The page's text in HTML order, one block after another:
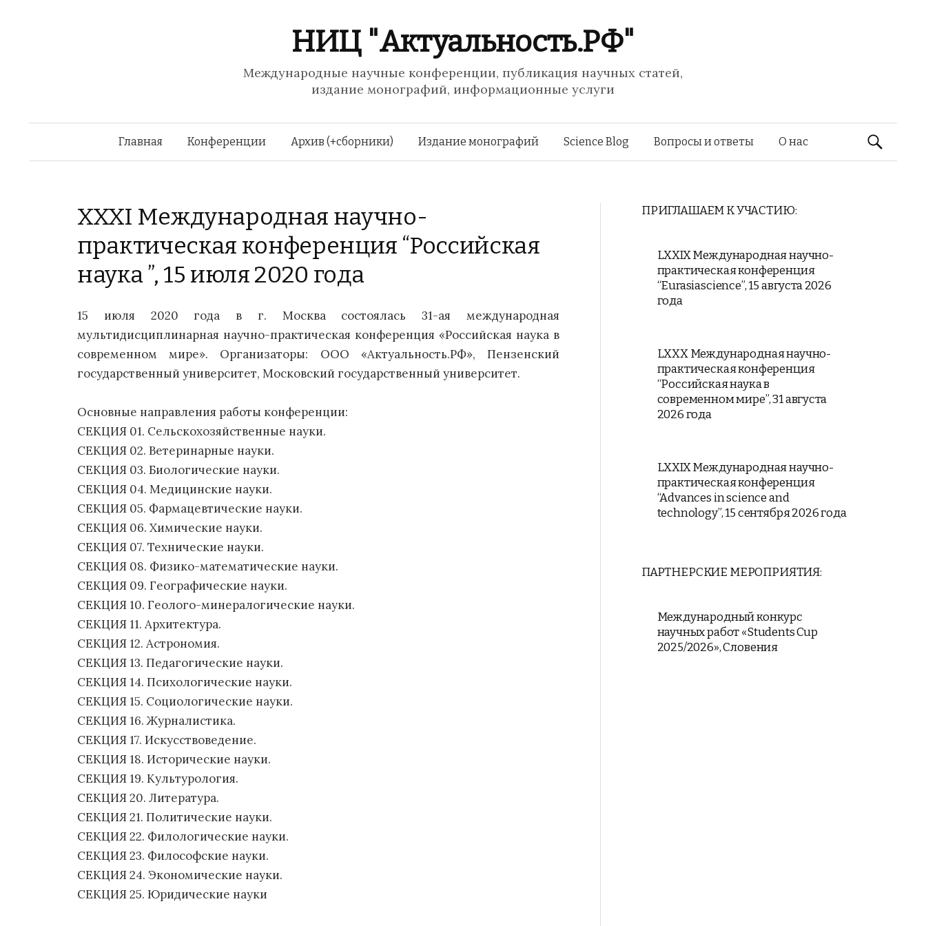
НИЦ "Актуальность.РФ"
Международные научные конференции, публикация научных статей,
издание монографий, информационные услуги
Перейти
Главная Конференции Архив (+сборники) Издание монографий Science Blog Вопросы и ответы О нас Найти:
XXXI Международная научно-
практическая конференция “Российская
наука ”, 15 июля 2020 года
15 июля 2020 года в г. Москва состоялась 31-ая международная
мультидисциплинарная научно-практическая конференция «Российская наука в
современном мире». Организаторы: ООО «Актуальность.РФ», Пензенский
государственный университет, Московский государственный университет.
Основные направления работы конференции:
СЕКЦИЯ 01. Сельскохозяйственные науки.
СЕКЦИЯ 02. Ветеринарные науки.
СЕКЦИЯ 03. Биологические науки.
СЕКЦИЯ 04. Медицинские науки.
СЕКЦИЯ 05. Фармацевтические науки.
СЕКЦИЯ 06. Химические науки.
СЕКЦИЯ 07. Технические науки.
СЕКЦИЯ 08. Физико-математические науки.
СЕКЦИЯ 09. Географические науки.
СЕКЦИЯ 10. Геолого-минералогические науки.
СЕКЦИЯ 11. Архитектура.
СЕКЦИЯ 12. Астрономия.
СЕКЦИЯ 13. Педагогические науки.
СЕКЦИЯ 14. Психологические науки.
СЕКЦИЯ 15. Социологические науки.
СЕКЦИЯ 16. Журналистика.
СЕКЦИЯ 17. Искусствоведение.
СЕКЦИЯ 18. Исторические науки.
СЕКЦИЯ 19. Культурология.
СЕКЦИЯ 20. Литература.
СЕКЦИЯ 21. Политические науки.
СЕКЦИЯ 22. Филологические науки.
СЕКЦИЯ 23. Философские науки.
СЕКЦИЯ 24. Экономические науки.
СЕКЦИЯ 25. Юридические науки
ПРИГЛАШАЕМ К УЧАСТИЮ:
LXXIX Международная научно-
практическая конференция
“Eurasiascience”, 15 августа 2026
года
LXXX Международная научно-
практическая конференция
“Российская наука в
современном мире”, 31 августа
2026 года
LXXIX Международная научно-
практическая конференция
“Advances in science and
technology”, 15 сентября 2026 года
ПАРТНЕРСКИЕ МЕРОПРИЯТИЯ:
Международный конкурс
научных работ «Students Cup
2025/2026», Словения